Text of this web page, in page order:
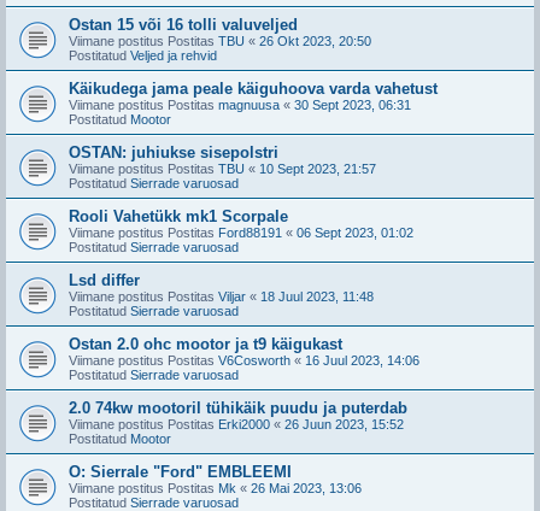
Ostan 15 või 16 tolli valuveljed
Viimane postitus Postitas TBU « 26 Okt 2023, 20:50
Postitatud Veljed ja rehvid
Käikudega jama peale käiguhoova varda vahetust
Viimane postitus Postitas magnuusa « 30 Sept 2023, 06:31
Postitatud Mootor
OSTAN: juhiukse sisepolstri
Viimane postitus Postitas TBU « 10 Sept 2023, 21:57
Postitatud Sierrade varuosad
Rooli Vahetükk mk1 Scorpale
Viimane postitus Postitas Ford88191 « 06 Sept 2023, 01:02
Postitatud Sierrade varuosad
Lsd differ
Viimane postitus Postitas Viljar « 18 Juul 2023, 11:48
Postitatud Sierrade varuosad
Ostan 2.0 ohc mootor ja t9 käigukast
Viimane postitus Postitas V6Cosworth « 16 Juul 2023, 14:06
Postitatud Sierrade varuosad
2.0 74kw mootoril tühikäik puudu ja puterdab
Viimane postitus Postitas Erki2000 « 26 Juun 2023, 15:52
Postitatud Mootor
O: Sierrale "Ford" EMBLEEMI
Viimane postitus Postitas Mk « 26 Mai 2023, 13:06
Postitatud Sierrade varuosad